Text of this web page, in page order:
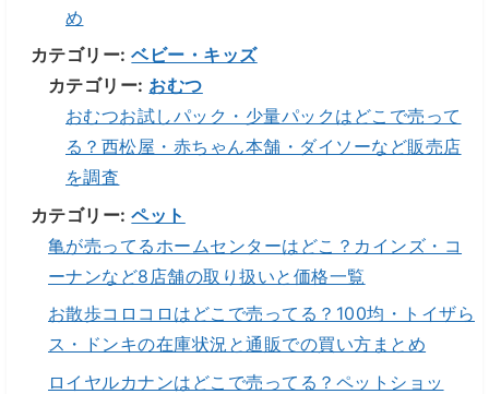
め
カテゴリー:ベビー・キッズ
カテゴリー: おむつ
おむつお試しパック・少量パックはどこで売って
る？西松屋・赤ちゃん本舗・ダイソーなど販売店
を調査
カテゴリー:ペット
亀が売ってるホームセンターはどこ？カインズ・コ
ーナンなど8店舗の取り扱いと価格一覧
お散歩コロコロはどこで売ってる？100均・トイザら
ス・ドンキの在庫状況と通販での買い方まとめ
ロイヤルカナンはどこで売ってる？ペットショッ